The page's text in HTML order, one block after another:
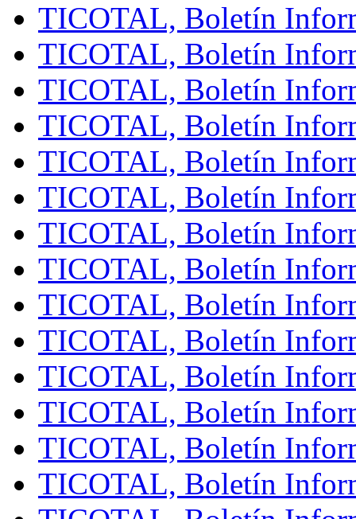
TICOTAL, Boletín
TICOTAL, Boletín
TICOTAL, Boletín
TICOTAL, Boletín
TICOTAL, Boletín
TICOTAL, Boletín
TICOTAL, Boletín
TICOTAL, Boletín
TICOTAL, Boletín
TICOTAL, Boletín
TICOTAL, Boletín
TICOTAL, Boletín
TICOTAL, Boletín
TICOTAL, Boletín